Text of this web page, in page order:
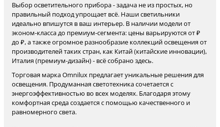
Выбор осветительного прибора - задача не из простых, но
правильный подход упрощает всё. Наши светильники
идеально впишутся в ваш интерьер. В наличии модели от
эконом-класса до премиум-сегмента: цены варьируются от ₽
до ₽, а также огромное разнообразие коллекций освещения от
производителей таких стран, как Китай (китайские инновации),
Италия (премиум-дизайн) - всё собрано здесь.
Торговая марка Omnilux предлагает уникальные решения для
освещения. Продуманная светотехника сочетается с
энергоэффективностью во всех моделях. Благодаря этому
комфортная среда создается с помощью качественного и
равномерного света.